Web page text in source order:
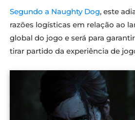
Segundo a Naughty Dog, este
razões logísticas em relação ao
global do jogo e será para
tirar partido da experiência de